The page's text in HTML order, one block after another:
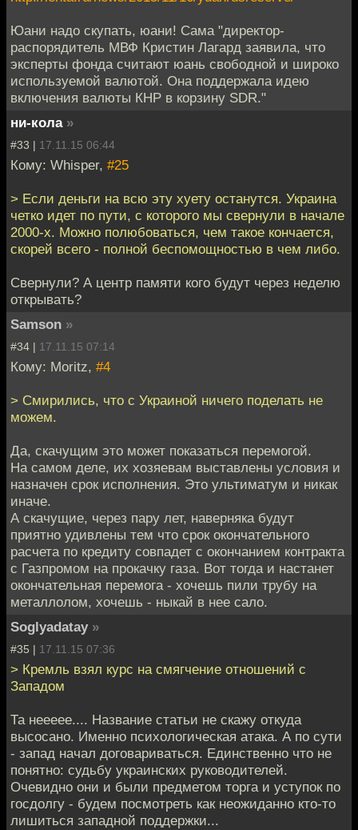
Юани надо скупать, юани! Сама "директор-
распорядитель МВФ Кристин Лагард заявила, что
эксперты фонда считают юань свободной и широко
используемой валютой. Она поддержала идею
включения валюты КНР в корзину SDR."
ни-кола »
#33 | 17.11.15 06:44
Кому: Whisper, #25
> Если деньги на всю эту хуету останутся. Украина
четко идет по пути, с которого мы свернули в начале
2000-х. Можно полюбоваться, чем такое кончается,
скорей всего - полной беспомощностью в чем либо.
Свернули? А центр памяти кого будут через неделю
открывать?
Samson »
#34 | 17.11.15 07:14
Кому: Moritz, #4
> Смирились, что с Украиной ничего поделать не
можем.
Да, скачущим это может показаться перемогой.
На самом деле, их хозяевам выставлены условия и
назначен срок исполнения. Это ультиматум и никак
иначе.
А скачущие, через пару лет, наверняка будут
приятно удивлены тем что срок окончательного
расчета по кредиту совпадет с окончанием контракта
с Газпромом на прокачку газа. Вот тогда и настанет
окончательная перемога - хочешь пили трубу на
металлолом, хочешь - ныкай в нее сало.
Soglyadatay »
#35 | 17.11.15 07:36
> Кремль взял курс на смягчение отношений с
Западом
Та неееее.... Название статьи не скажу откуда
высосано. Именно психологическая атака. А по сути
- запад начал договариваться. Единственно что не
понятно: судьбу украинских руководителей.
Очевидно они и были предметом торга и уступок по
госдолгу - будем посмотреть как неожиданно кто-то
лишиться западной поддержки...